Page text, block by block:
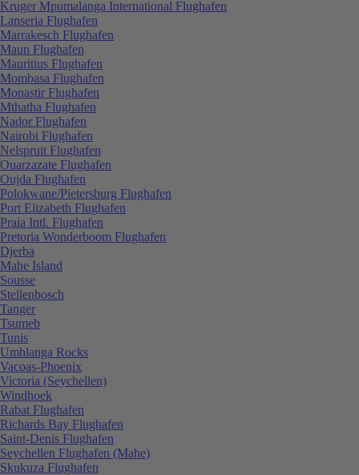
Kruger Mpumalanga International Flughafen
Lanseria Flughafen
Marrakesch Flughafen
Maun Flughafen
Mauritius Flughafen
Mombasa Flughafen
Monastir Flughafen
Mthatha Flughafen
Nador Flughafen
Nairobi Flughafen
Nelspruit Flughafen
Ouarzazate Flughafen
Oujda Flughafen
Polokwane/Pietersburg Flughafen
Port Elizabeth Flughafen
Praia Intl. Flughafen
Pretoria Wonderboom Flughafen
Djerba
Mahe Island
Sousse
Stellenbosch
Tanger
Tsumeb
Tunis
Umhlanga Rocks
Vacoas-Phoenix
Victoria (Seychellen)
Windhoek
Rabat Flughafen
Richards Bay Flughafen
Saint-Denis Flughafen
Seychellen Flughafen (Mahe)
Skukuza Flughafen